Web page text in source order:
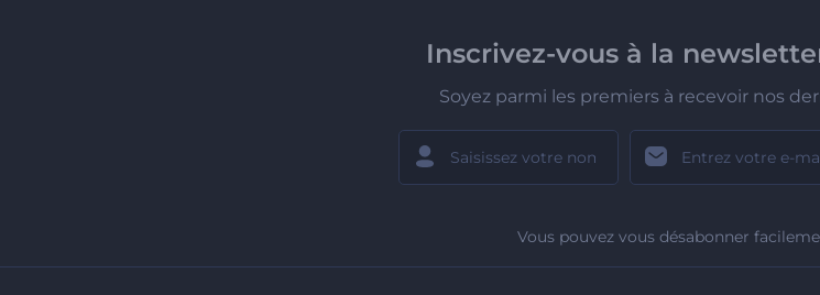
Inscrivez-vous à la
Soyez parmi les premiers à recevoir nos
Vous pouvez vous désabonner